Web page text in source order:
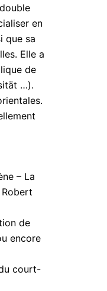
en
que sa
Elle a
de
…).
– La
de
encore
court-